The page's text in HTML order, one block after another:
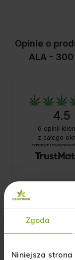
Zgoda
Niniejsza strona
Opinie o
ALA -
4.5
6 opinii
z całego
zebranych i
Jak zbieramy